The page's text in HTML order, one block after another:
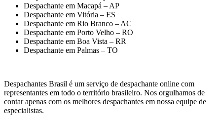
Despachante em Macapá – AP
Despachante em Vitória – ES
Despachante em Rio Branco – AC
Despachante em Porto Velho – RO
Despachante em Boa Vista – RR
Despachante em Palmas – TO
Despachantes Brasil é um serviço de despachante online com
representantes em todo o território brasileiro. Nos orgulhamos de
contar apenas com os melhores despachantes em nossa equipe de
especialistas.